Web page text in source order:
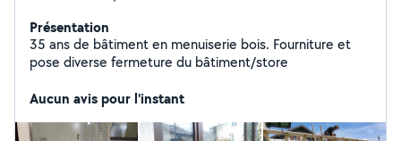
Présentation
35 ans de bâtiment en menuiserie bois. Fourniture et
pose diverse fermeture du bâtiment/store
Aucun avis pour l'instant